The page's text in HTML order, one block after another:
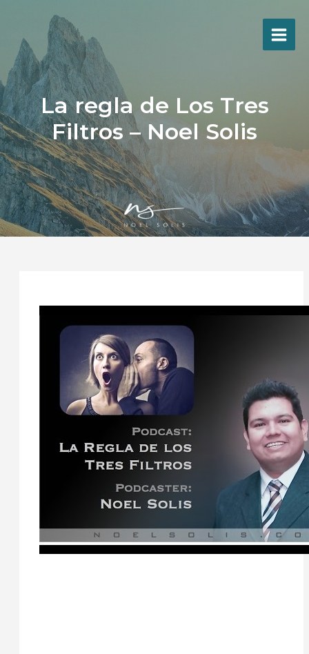
contenido
La regla de Los Tres
Filtros – Noel Solis